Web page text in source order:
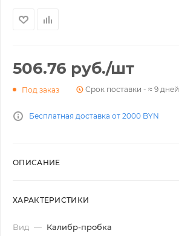
506.76 руб./шт
Под заказ Срок поставки - ≈ 9 дней
Бесплатная доставка от 2000 BYN
ОПИСАНИЕ
ХАРАКТЕРИСТИКИ
Вид — Калибр-пробка